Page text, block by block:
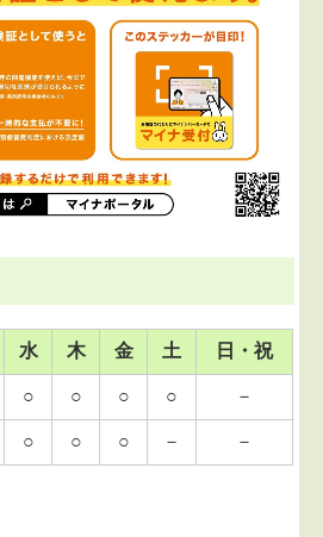
の活用について
実践するため、オンライン資格
ータ等から取得する情報を活用
。
ナウイルス感染症対策のお願い
、ご来院ください。
ージを公開しました。
ましたら幸いです。
水 木 金 土 日・祝
○ ○ ○ ○ －
○ ○ ○ － －